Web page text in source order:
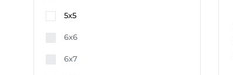
5x5
6x6
6x7